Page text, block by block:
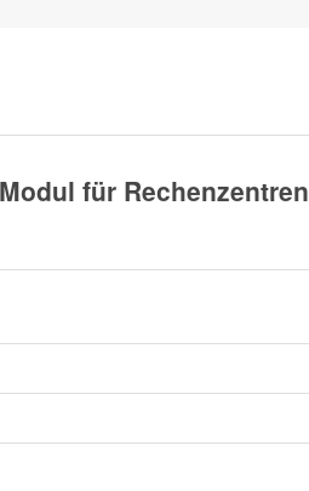
für Rechenzentren